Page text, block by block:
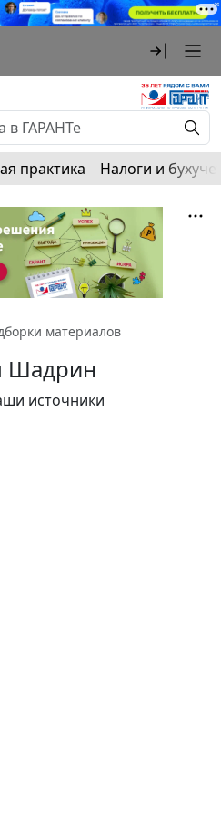
практика Налоги и
материалов
Шадрин
источники